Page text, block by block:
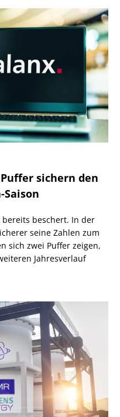
sichern den
bereits beschert. In der
seine Zahlen zum
sich zwei Puffer zeigen,
Jahresverlauf